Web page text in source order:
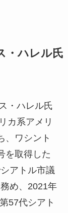
・ハレル氏
・ハレル氏
カ系アメリ
、ワシント
を取得した
アトル市議
め、2021年
57代シアト